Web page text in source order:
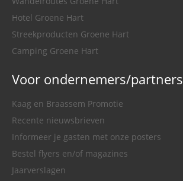
Hotel Groene Hart
Streekproducten Groene Hart
Camping Groene Hart
Voor ondernemers/partners
Kaag en Braassem Promotie
Recente nieuwsbrieven
Informeer je gasten met onze posters
Bestel flyers en/of magazines
Jaarverslagen